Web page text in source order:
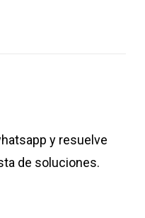
y resuelve
de soluciones.